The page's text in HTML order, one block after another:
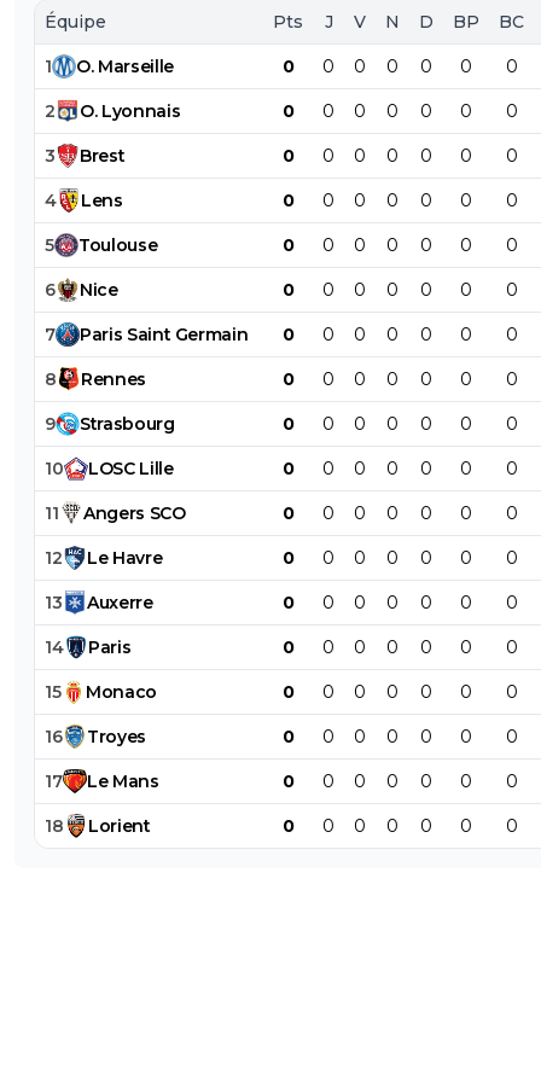
Équipe Pts J V N D BP BC
1 O. Marseille 0 0 0 0 0 0 0
2 O. Lyonnais 0 0 0 0 0 0 0
3 Brest 0 0 0 0 0 0 0
4 Lens 0 0 0 0 0 0 0
5 Toulouse 0 0 0 0 0 0 0
6 Nice 0 0 0 0 0 0 0
7 Paris Saint Germain 0 0 0 0 0 0 0
8 Rennes 0 0 0 0 0 0 0
9 Strasbourg 0 0 0 0 0 0 0
10 LOSC Lille 0 0 0 0 0 0 0
11 Angers SCO 0 0 0 0 0 0 0
12 Le Havre 0 0 0 0 0 0 0
13 Auxerre 0 0 0 0 0 0 0
14 Paris 0 0 0 0 0 0 0
15 Monaco 0 0 0 0 0 0 0
16 Troyes 0 0 0 0 0 0 0
17 Le Mans 0 0 0 0 0 0 0
18 Lorient 0 0 0 0 0 0 0